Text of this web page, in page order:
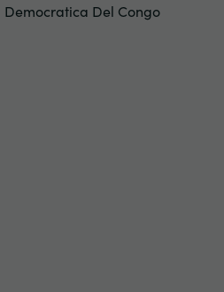
Del Congo